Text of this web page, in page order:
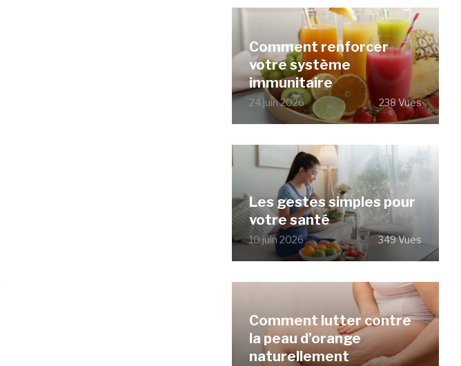
Comment renforcer
votre système
immunitaire
24 juin 2026 238 Vues
Les gestes simples pour
votre santé
10 juin 2026 349 Vues
Comment lutter contre
la peau d’orange
naturellement